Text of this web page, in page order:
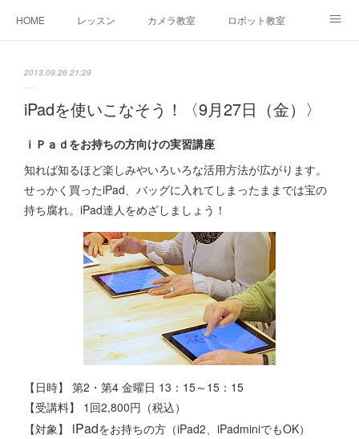
HOME レッスン カメラ教室 ロボット教室
2013.09.26 21:29
iPadを使いこなそう！〈9月27日（金）〉
ｉＰａｄをお持ちの方向けの実習講座
知れば知るほど楽しみやいろいろな活用方法が広がります。
せっかく買ったiPad、バッグに入れてしまったままでは宝の
持ち腐れ。iPad達人をめざしましょう！
【日時】 第2・第4 金曜日 13：15～15：15
【受講料】 1回2,800円（税込）
【対象】 iPadをお持ちの方（iPad2、iPadminiでもOK）